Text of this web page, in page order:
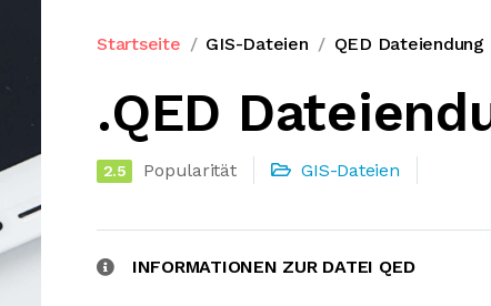
Startseite GIS-Dateien QED Dateiendung
.QED
2.5 Popularität GIS-Dateien
INFORMATIONEN ZUR DATEI QED